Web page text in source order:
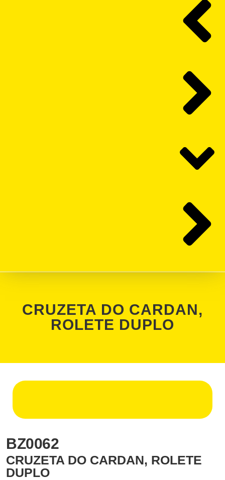
CRUZETA DO CARDAN,
ROLETE DUPLO
BZ0062
CRUZETA DO CARDAN, ROLETE
DUPLO